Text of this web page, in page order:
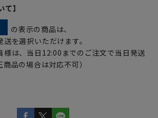
】
の表示の商品は、
を選択いただけます。
様は、当日12:00までのご注文で当日発送
品の場合は対応不可）